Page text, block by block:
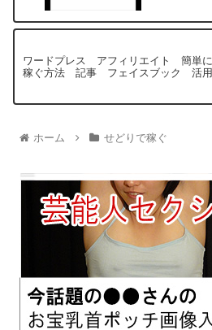
ワードプレス アフィリエイト 簡単に
稼ぐ方法 記事 フェイスブック 活用
ホーム せどりで稼ぐ